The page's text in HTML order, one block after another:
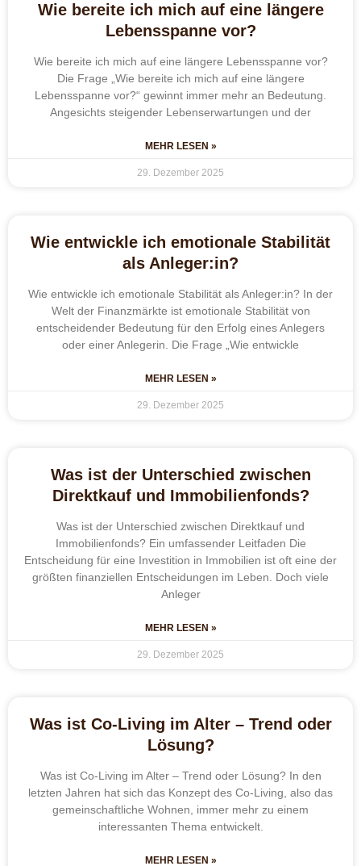
Wie bereite ich mich auf eine längere
Lebensspanne vor?
Wie bereite ich mich auf eine längere Lebensspanne vor?
Die Frage „Wie bereite ich mich auf eine längere
Lebensspanne vor?“ gewinnt immer mehr an Bedeutung.
Angesichts steigender Lebenserwartungen und der
MEHR LESEN »
29. Dezember 2025
Wie entwickle ich emotionale Stabilität
als Anleger:in?
Wie entwickle ich emotionale Stabilität als Anleger:in? In der
Welt der Finanzmärkte ist emotionale Stabilität von
entscheidender Bedeutung für den Erfolg eines Anlegers
oder einer Anlegerin. Die Frage „Wie entwickle
MEHR LESEN »
29. Dezember 2025
Was ist der Unterschied zwischen
Direktkauf und Immobilienfonds?
Was ist der Unterschied zwischen Direktkauf und
Immobilienfonds? Ein umfassender Leitfaden Die
Entscheidung für eine Investition in Immobilien ist oft eine der
größten finanziellen Entscheidungen im Leben. Doch viele
Anleger
MEHR LESEN »
29. Dezember 2025
Was ist Co-Living im Alter – Trend oder
Lösung?
Was ist Co-Living im Alter – Trend oder Lösung? In den
letzten Jahren hat sich das Konzept des Co-Living, also das
gemeinschaftliche Wohnen, immer mehr zu einem
interessanten Thema entwickelt.
MEHR LESEN »